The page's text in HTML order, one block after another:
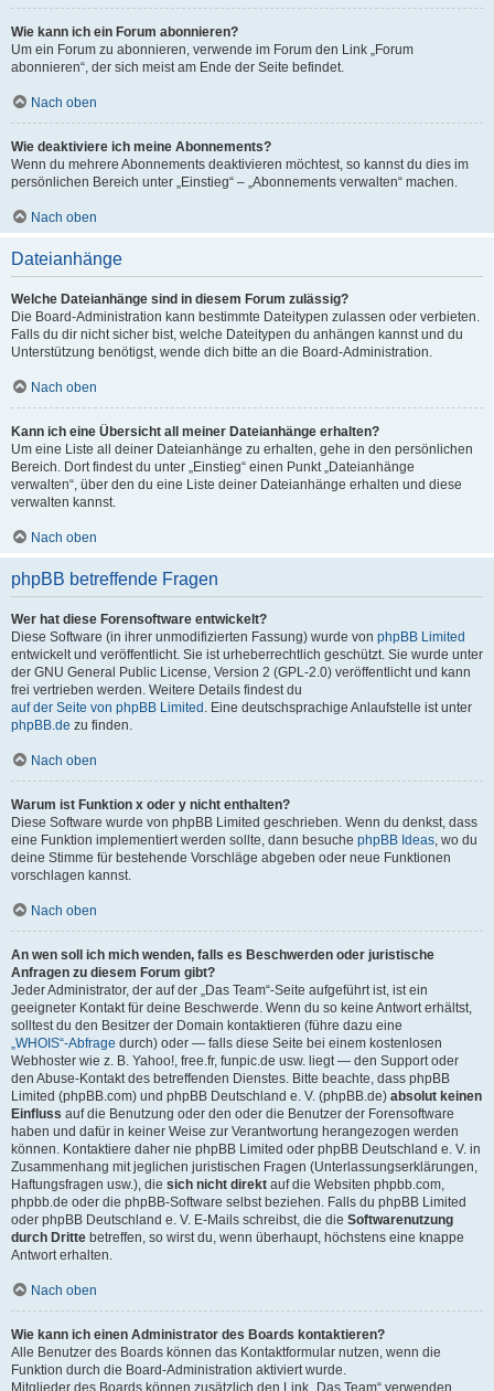
Wie kann ich ein Forum abonnieren?
Um ein Forum zu abonnieren, verwende im Forum den Link „Forum
abonnieren“, der sich meist am Ende der Seite befindet.
Nach oben
Wie deaktiviere ich meine Abonnements?
Wenn du mehrere Abonnements deaktivieren möchtest, so kannst du dies im
persönlichen Bereich unter „Einstieg“ – „Abonnements verwalten“ machen.
Nach oben
Dateianhänge
Welche Dateianhänge sind in diesem Forum zulässig?
Die Board-Administration kann bestimmte Dateitypen zulassen oder verbieten.
Falls du dir nicht sicher bist, welche Dateitypen du anhängen kannst und du
Unterstützung benötigst, wende dich bitte an die Board-Administration.
Nach oben
Kann ich eine Übersicht all meiner Dateianhänge erhalten?
Um eine Liste all deiner Dateianhänge zu erhalten, gehe in den persönlichen
Bereich. Dort findest du unter „Einstieg“ einen Punkt „Dateianhänge
verwalten“, über den du eine Liste deiner Dateianhänge erhalten und diese
verwalten kannst.
Nach oben
phpBB betreffende Fragen
Wer hat diese Forensoftware entwickelt?
Diese Software (in ihrer unmodifizierten Fassung) wurde von phpBB Limited
entwickelt und veröffentlicht. Sie ist urheberrechtlich geschützt. Sie wurde unter
der GNU General Public License, Version 2 (GPL-2.0) veröffentlicht und kann
frei vertrieben werden. Weitere Details findest du
auf der Seite von phpBB Limited . Eine deutschsprachige Anlaufstelle ist unter
phpBB.de zu finden.
Nach oben
Warum ist Funktion x oder y nicht enthalten?
Diese Software wurde von phpBB Limited geschrieben. Wenn du denkst, dass
eine Funktion implementiert werden sollte, dann besuche phpBB Ideas, wo du
deine Stimme für bestehende Vorschläge abgeben oder neue Funktionen
vorschlagen kannst.
Nach oben
An wen soll ich mich wenden, falls es Beschwerden oder juristische
Anfragen zu diesem Forum gibt?
Jeder Administrator, der auf der „Das Team“-Seite aufgeführt ist, ist ein
geeigneter Kontakt für deine Beschwerde. Wenn du so keine Antwort erhältst,
solltest du den Besitzer der Domain kontaktieren (führe dazu eine
„WHOIS“-Abfrage durch) oder — falls diese Seite bei einem kostenlosen
Webhoster wie z. B. Yahoo!, free.fr, funpic.de usw. liegt — den Support oder
den Abuse-Kontakt des betreffenden Dienstes. Bitte beachte, dass phpBB
Limited (phpBB.com) und phpBB Deutschland e. V. (phpBB.de) absolut keinen
Einfluss auf die Benutzung oder den oder die Benutzer der Forensoftware
haben und dafür in keiner Weise zur Verantwortung herangezogen werden
können. Kontaktiere daher nie phpBB Limited oder phpBB Deutschland e. V. in
Zusammenhang mit jeglichen juristischen Fragen (Unterlassungserklärungen,
Haftungsfragen usw.), die sich nicht direkt auf die Websiten phpbb.com,
phpbb.de oder die phpBB-Software selbst beziehen. Falls du phpBB Limited
oder phpBB Deutschland e. V. E-Mails schreibst, die die Softwarenutzung
durch Dritte betreffen, so wirst du, wenn überhaupt, höchstens eine knappe
Antwort erhalten.
Nach oben
Wie kann ich einen Administrator des Boards kontaktieren?
Alle Benutzer des Boards können das Kontaktformular nutzen, wenn die
Funktion durch die Board-Administration aktiviert wurde.
Mitglieder des Boards können zusätzlich den Link „Das Team“ verwenden.